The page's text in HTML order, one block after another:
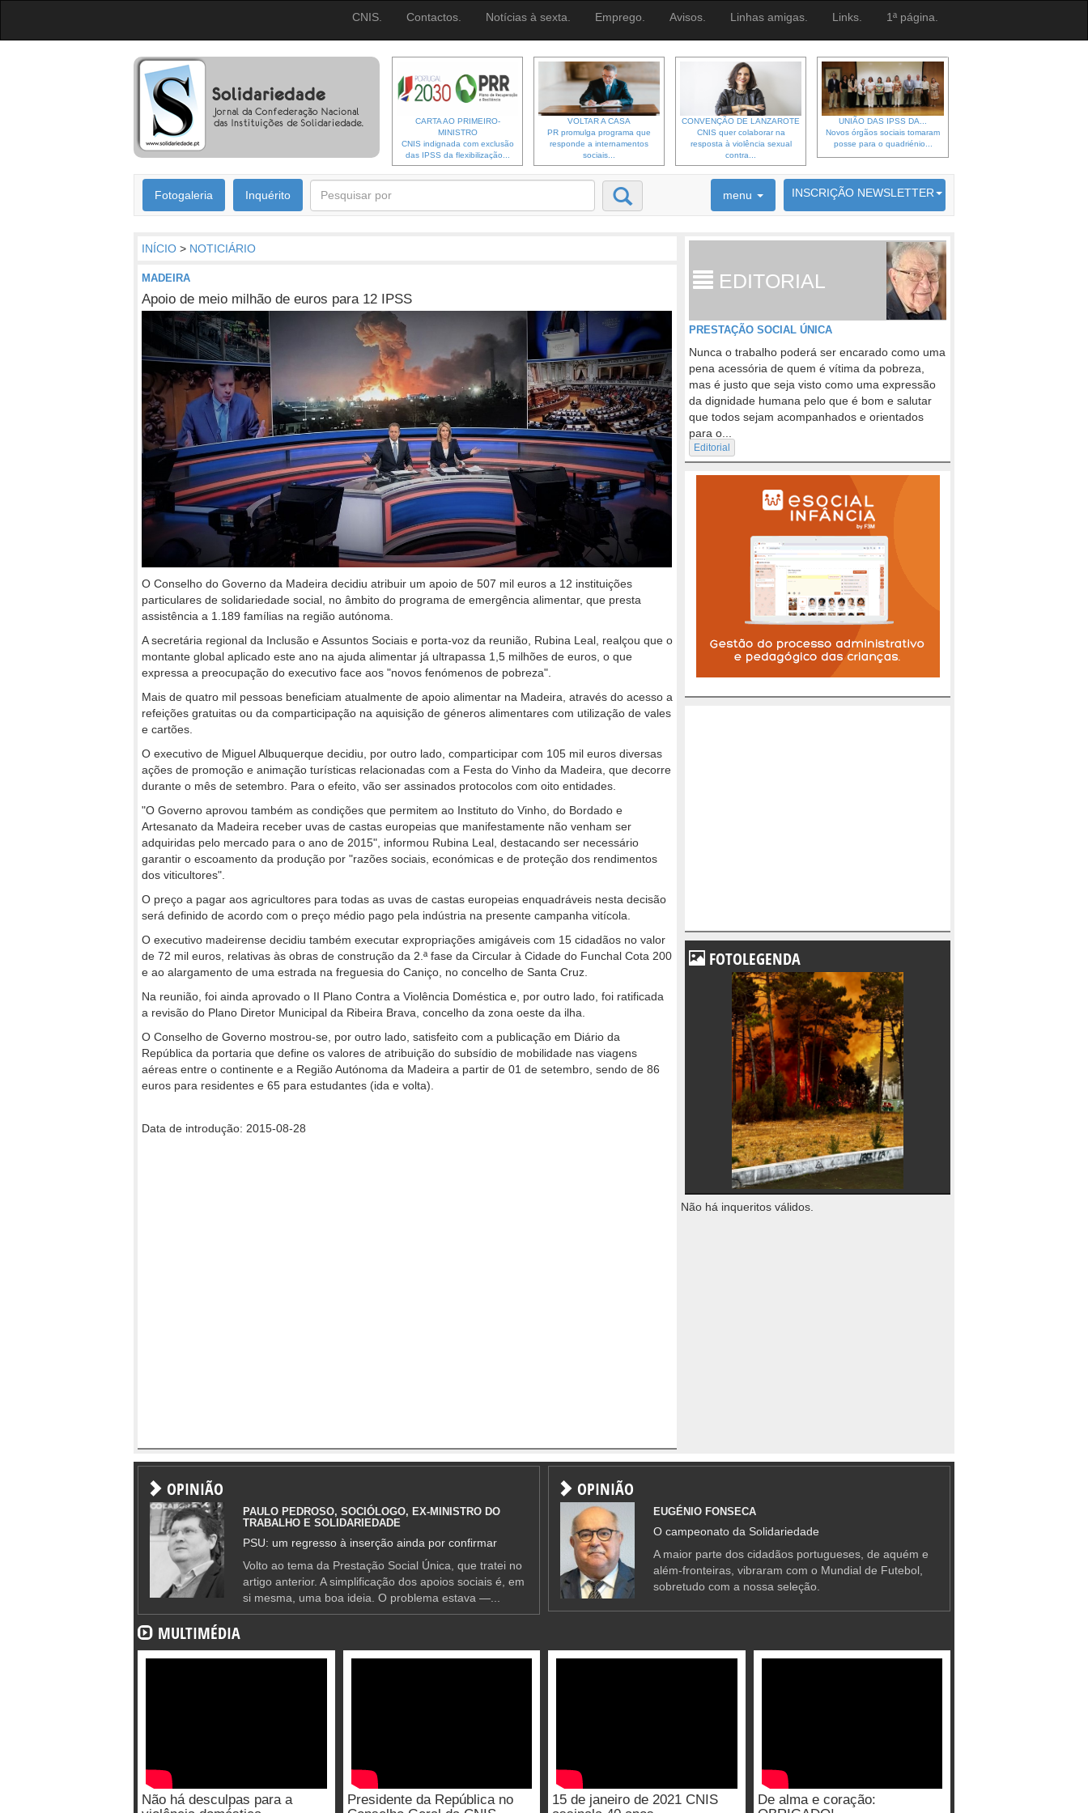
CNIS. Contactos. Notícias à sexta. Emprego. Avisos. Linhas amigas. Links. 1ª página.
CARTA AO PRIMEIRO-
MINISTRO
CNIS indignada com exclusão
das IPSS da flexibilização...
VOLTAR A CASA
PR promulga programa que
responde a internamentos
sociais...
CONVENÇÃO DE LANZAROTE
CNIS quer colaborar na
resposta à violência sexual
contra...
UNIÃO DAS IPSS DA...
Novos órgãos sociais tomaram
posse para o quadriénio...
Fotogaleria Inquérito menu INSCRIÇÃO NEWSLETTER
6692 membros inscritos
INÍCIO > NOTICIÁRIO
MADEIRA
Apoio de meio milhão de euros para 12 IPSS
O Conselho do Governo da Madeira decidiu atribuir um apoio de 507 mil euros a 12 instituições
particulares de solidariedade social, no âmbito do programa de emergência alimentar, que presta
assistência a 1.189 famílias na região autónoma.
A secretária regional da Inclusão e Assuntos Sociais e porta-voz da reunião, Rubina Leal, realçou que o
montante global aplicado este ano na ajuda alimentar já ultrapassa 1,5 milhões de euros, o que
expressa a preocupação do executivo face aos "novos fenómenos de pobreza".
Mais de quatro mil pessoas beneficiam atualmente de apoio alimentar na Madeira, através do acesso a
refeições gratuitas ou da comparticipação na aquisição de géneros alimentares com utilização de vales
e cartões.
O executivo de Miguel Albuquerque decidiu, por outro lado, comparticipar com 105 mil euros diversas
ações de promoção e animação turísticas relacionadas com a Festa do Vinho da Madeira, que decorre
durante o mês de setembro. Para o efeito, vão ser assinados protocolos com oito entidades.
"O Governo aprovou também as condições que permitem ao Instituto do Vinho, do Bordado e
Artesanato da Madeira receber uvas de castas europeias que manifestamente não venham ser
adquiridas pelo mercado para o ano de 2015", informou Rubina Leal, destacando ser necessário
garantir o escoamento da produção por "razões sociais, económicas e de proteção dos rendimentos
dos viticultores".
O preço a pagar aos agricultores para todas as uvas de castas europeias enquadráveis nesta decisão
será definido de acordo com o preço médio pago pela indústria na presente campanha vitícola.
O executivo madeirense decidiu também executar expropriações amigáveis com 15 cidadãos no valor
de 72 mil euros, relativas às obras de construção da 2.ª fase da Circular à Cidade do Funchal Cota 200
e ao alargamento de uma estrada na freguesia do Caniço, no concelho de Santa Cruz.
Na reunião, foi ainda aprovado o II Plano Contra a Violência Doméstica e, por outro lado, foi ratificada
a revisão do Plano Diretor Municipal da Ribeira Brava, concelho da zona oeste da ilha.
O Conselho de Governo mostrou-se, por outro lado, satisfeito com a publicação em Diário da
República da portaria que define os valores de atribuição do subsídio de mobilidade nas viagens
aéreas entre o continente e a Região Autónoma da Madeira a partir de 01 de setembro, sendo de 86
euros para residentes e 65 para estudantes (ida e volta).
Data de introdução: 2015-08-28
EDITORIAL
PRESTAÇÃO SOCIAL ÚNICA
Nunca o trabalho poderá ser encarado como uma
pena acessória de quem é vítima da pobreza,
mas é justo que seja visto como uma expressão
da dignidade humana pelo que é bom e salutar
que todos sejam acompanhados e orientados
para o...
Editorial
FOTOLEGENDA
Não há inqueritos válidos.
OPINIÃO
PAULO PEDROSO, SOCIÓLOGO, EX-MINISTRO DO
TRABALHO E SOLIDARIEDADE
PSU: um regresso à inserção ainda por confirmar
Volto ao tema da Prestação Social Única, que tratei no
artigo anterior. A simplificação dos apoios sociais é, em
si mesma, uma boa ideia. O problema estava —...
OPINIÃO
EUGÉNIO FONSECA
O campeonato da Solidariedade
A maior parte dos cidadãos portugueses, de aquém e
além-fronteiras, vibraram com o Mundial de Futebol,
sobretudo com a nossa seleção.
MULTIMÉDIA
Não há desculpas para a
Presidente da República no
15 de janeiro de 2021 CNIS
De alma e coração: